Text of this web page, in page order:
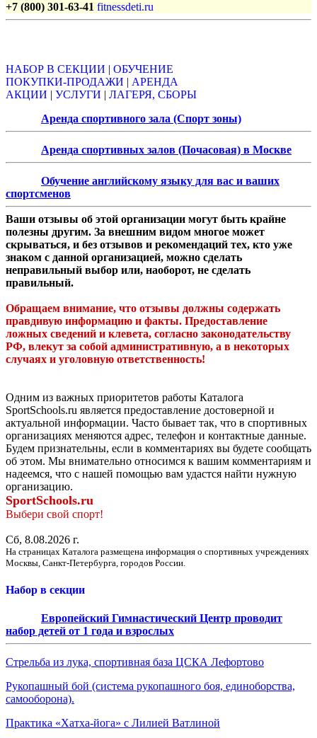
+7 (800) 301-63-41 fitnessdeti.ru
НАБОР В СЕКЦИИ | ОБУЧЕНИЕ
ПОКУПКИ-ПРОДАЖИ | АРЕНДА
АКЦИИ | УСЛУГИ | ЛАГЕРЯ, СБОРЫ
Аренда спортивного зала (Спорт зоны)
Аренда спортивных залов (Почасовая) в Москве
Обучение английскому языку для вас и ваших
спортсменов
Ваши отзывы об этой организации могут быть крайне
полезны другим. За внешним видом многое может
скрываться, и без отзывов и рекомендаций тех, кто уже
знаком с данной организацией, можно сделать
неправильный выбор или, наоборот, не сделать
правильный.
Обращаем внимание, что отзывы должны содержать
правдивую информацию и факты. Предоставление
ложных сведений и клевета, согласно законодательству
РФ, влекут за собой административную, а в некоторых
случаях и уголовную ответственность!
Одним из важных приоритетов работы Каталога
SportSchools.ru является предоставление достоверной и
актуальной информации. Часто бывает так, что в спортивных
организациях меняются адрес, телефон и контактные данные.
Будем признательны, если в комментариях вы будете сообщать
об этом. Мы внимательно относимся к вашим комментариям и
надеемся, что с нашей помощью вам удастся найти нужную
организацию.
SportSchools.ru
Выбери свой спорт!
Сб, 8.08.2026 г.
На страницах Каталога размещена информация о спортивных учреждениях
Москвы, Санкт-Петербурга, городов России.
Набор в секции
Европейский Гимнастический Центр проводит
набор детей от 1 года и взрослых
Стрельба из лука, спортивная база ЦСКА Лефортово
Рукопашный бой (система рукопашного боя, единоборства,
самооборона).
Практика «Хатха-йога» с Лилией Ватлиной